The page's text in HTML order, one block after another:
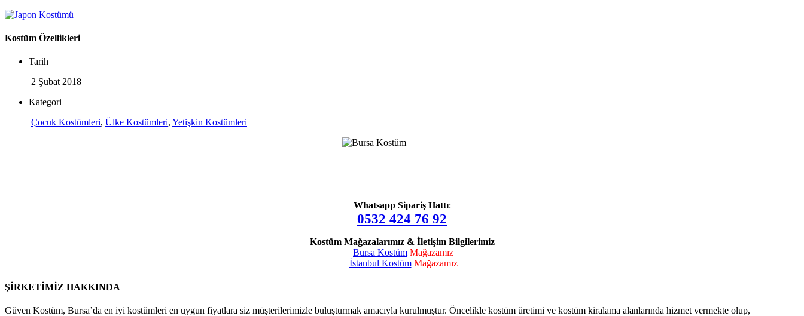
Kostüm Özellikleri
Tarih
2 Şubat 2018
Kategori
Çocuk Kostümleri, Ülke Kostümleri, Yetişkin Kostümleri
Whatsapp Sipariş Hattı:
0532 424 76 92
Kostüm Mağazalarımız & İletişim Bilgilerimiz
Bursa Kostüm Mağazamız
İstanbul Kostüm Mağazamız
ŞİRKETİMİZ HAKKINDA
Güven Kostüm, Bursa’da en iyi kostümleri en uygun fiyatlara siz müşterilerimizle buluşturmak amacıyla kurulmuştur. Öncelikle kostüm üretimi ve kostüm kiralama alanlarında hizmet vermekte olup,